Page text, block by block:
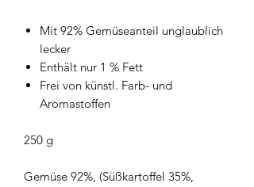
Mit 92% Gemüseanteil unglaublich
lecker
Enthält nur 1 % Fett
Frei von künstl. Farb- und
Aromastoffen
250 g
Gemüse 92%, (Süßkartoffel 35%,